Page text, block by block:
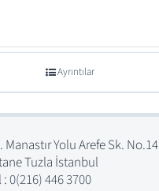
Ayrıntılar
Manastır Yolu Arefe Sk. No.14
Tuzla İstanbul
:0(216) 446 3700